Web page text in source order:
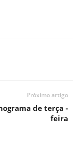
Próximo artigo
de terça -
feira